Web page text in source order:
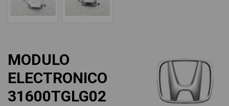
MODULO
ELECTRONICO
31600TGLG02